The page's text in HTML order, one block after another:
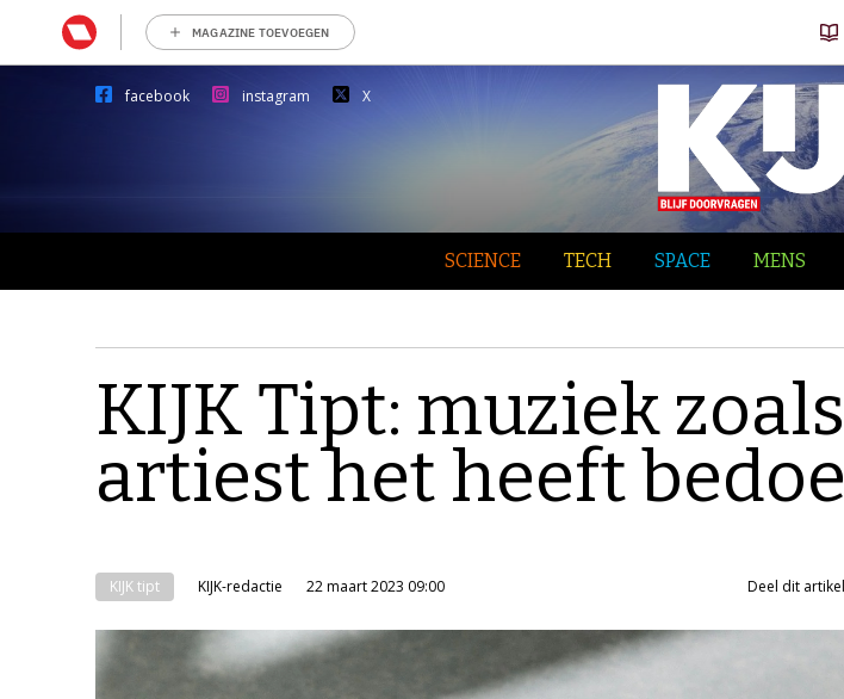
MAGAZINE TOEVOEGEN
facebook instagram X
SCIENCE TECH SPACE MENS
KIJK Tipt: muziek
artiest het heeft
KIJK tipt KIJK-redactie 22 maart 2023 09:00 Deel dit